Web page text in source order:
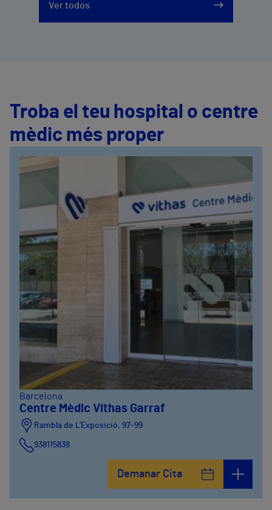
Ver todos
Troba el teu hospital o centre
mèdic més proper
Barcelona
Centre Mèdic Vithas Garraf
Rambla de L'Exposició, 97-99
938115838
Demanar Cita